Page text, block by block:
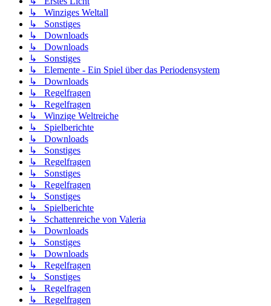
↳ Winziges Weltall
↳ Sonstiges
↳ Downloads
↳ Downloads
↳ Sonstiges
↳ Elemente - Ein Spiel über das Periodensystem
↳ Downloads
↳ Regelfragen
↳ Regelfragen
↳ Winzige Weltreiche
↳ Spielberichte
↳ Downloads
↳ Sonstiges
↳ Regelfragen
↳ Sonstiges
↳ Regelfragen
↳ Sonstiges
↳ Spielberichte
↳ Schattenreiche von Valeria
↳ Downloads
↳ Sonstiges
↳ Downloads
↳ Regelfragen
↳ Sonstiges
↳ Regelfragen
↳ Regelfragen